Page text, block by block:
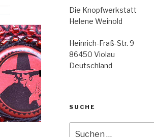
Die Knopfwerkstatt
Helene Weinold
Heinrich-Fraß-Str. 9
86450 Violau
Deutschland
SUCHE